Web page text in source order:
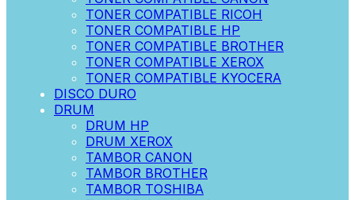
TONER COMPATIBLE RICOH
TONER COMPATIBLE HP
TONER COMPATIBLE BROTHER
TONER COMPATIBLE XEROX
TONER COMPATIBLE KYOCERA
DISCO DURO
DRUM
DRUM HP
DRUM XEROX
TAMBOR CANON
TAMBOR BROTHER
TAMBOR TOSHIBA